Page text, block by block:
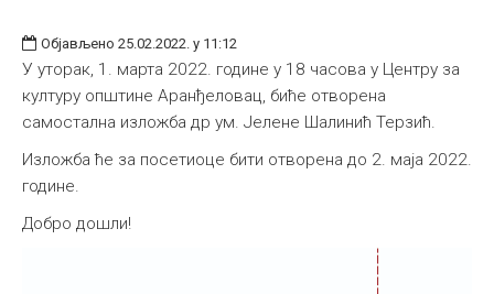
Објављено 25.02.2022. у 11:12
У уторак, 1. марта 2022. године у 18 часова у Центру за
културу општине Аранђеловац, биће отворена
самостална изложба др ум. Јелене Шалинић Терзић.
Изложба ће за посетиоце бити отворена до 2. маја 2022.
године.
Добро дошли!